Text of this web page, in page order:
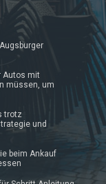
Autos mit
müssen, um
trotz
und
beim Ankauf